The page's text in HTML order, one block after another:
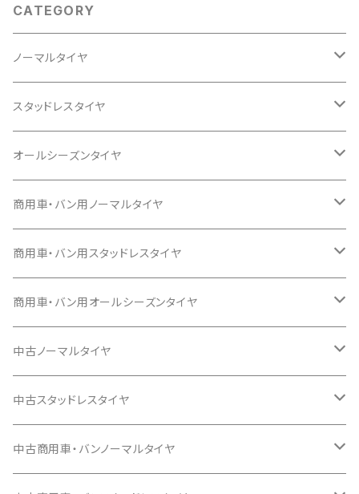
CATEGORY
ノーマルタイヤ
12インチ
145/80R12
13インチ
145/80R13
155/65R13
14インチ
155/55R14
165/55R14
15インチ
165/50R15
165/55R15
16インチ
165/45R16
165/50R16
17インチ
205/40R17
215/40R17
18インチ
215/40R18
225/40R18
19インチ
スタッドレスタイヤ
12インチ
145/80R12
13インチ
145/80R13
155/65R13
14インチ
165/55R14
165/60R14
15インチ
165/55R15
165/60R15
16インチ
195/50R16
185/55R16
17インチ
205/45R17
215/45R17
18インチ
オールシーズンタイヤ
13インチ
145/80R13
155/65R13
14インチ
155/65R14
165/65R14
15インチ
165/50R15
165/55R15
16インチ
195/50R16
185/55R16
17インチ
215/40R17
205/45R17
18インチ
商用車・バン用ノーマルタイヤ
12インチ
145/80R12 80/78N 6P
13インチ
165/80R13 90/88 6P
165/80R13 94/93 8P
14インチ
155/80R14 88/86
165/55R14C
15インチ
195/80R15 107/105
185/75R15
16インチ
商用車・バン用スタッドレスタイヤ
12インチ
145/80R12 80/78
14インチ
155/80R14 88/86
165/80R14 97/95 8P
15インチ
195/80R15 107/105
185/75R15
商用車・バン用オールシーズンタイヤ
12インチ
145/80R12 80/78N
145R12 6P
13インチ
165/80R13 90/88
165R13 6P
14インチ
中古ノーマルタイヤ
13インチ
155/70R13
14インチ
中古スタッドレスタイヤ
18インチ
中古商用車・バンノーマルタイヤ